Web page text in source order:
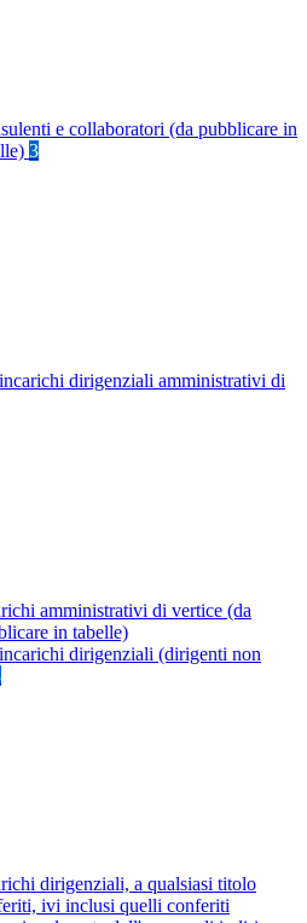
e collaboratori (da pubblicare in
3
dirigenziali amministrativi di
amministrativi di vertice (da
in tabelle)
dirigenziali (dirigenti non
dirigenziali, a qualsiasi titolo
ivi inclusi quelli conferiti